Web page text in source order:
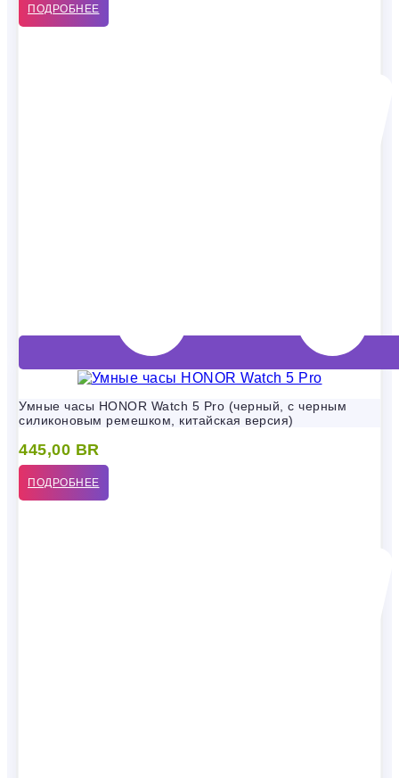
ПОДРОБНЕЕ
Умные часы HONOR Watch 5 Pro (черный, с черным
силиконовым ремешком, китайская версия)
445,00 BR
ПОДРОБНЕЕ